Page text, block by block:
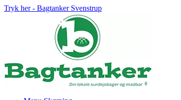
Tryk her - Bagtanker Svenstrup